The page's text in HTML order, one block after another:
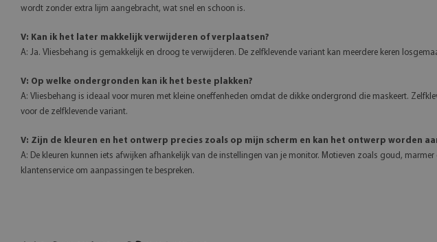
wordt zonder extra lijm aangebracht, wat snel en schoon is.
V: Kan ik het later makkelijk verwijderen of verplaatsen?
A: Ja. Vliesbehang is gemakkelijk en droog te verwijderen. De zelfklevende variant kan meerdere keren
V: Op welke ondergronden kan ik het beste plakken?
A: Vliesbehang is ideaal voor muren met kleine oneffenheden omdat de dikke ondergrond die maskeert.
voor de zelfklevende variant.
V: Zijn de kleuren en het ontwerp precies zoals op mijn scherm en kan het ontwerp worden
A: De kleuren kunnen iets afwijken afhankelijk van de instellingen van je monitor. Motieven zoals goud,
klantenservice om aanpassingen te bespreken.